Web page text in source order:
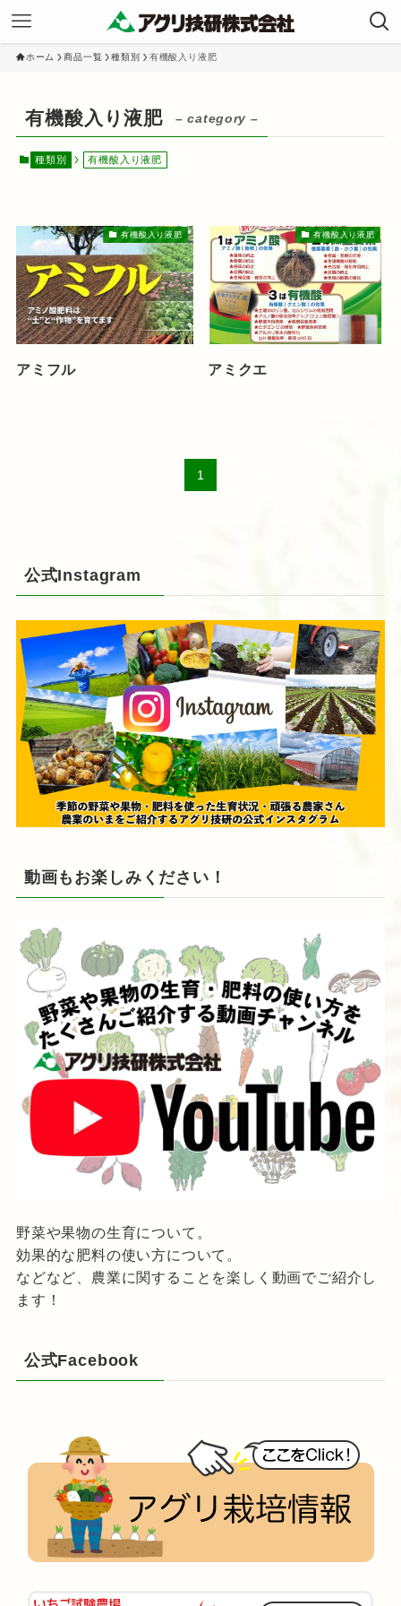
ホーム 商品一覧 種類別 有機酸入り液肥
有機酸入り液肥 – category –
種類別 有機酸入り液肥
有機酸入り液肥
アミフル
有機酸入り液肥
アミクエ
1
公式Instagram
動画もお楽しみください！
野菜や果物の生育について。
効果的な肥料の使い方について。
などなど、農業に関することを楽しく動画でご紹介し
ます！
公式Facebook